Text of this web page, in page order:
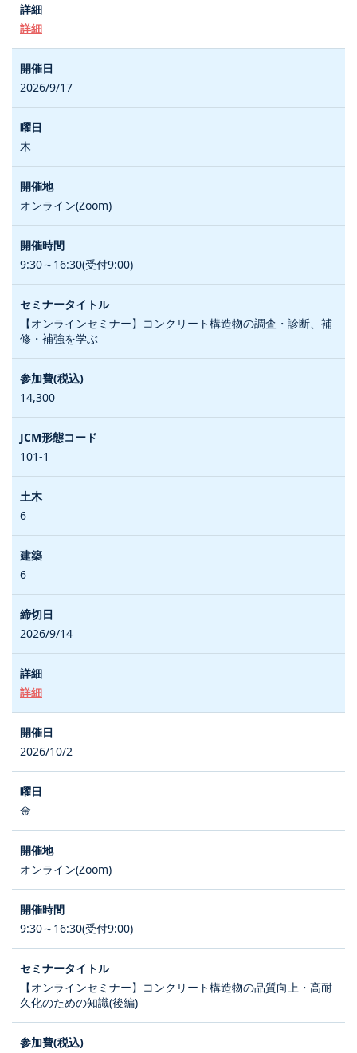
詳細
2026/9/17
木
オンライン(Zoom)
9:30～16:30(受付9:00)
【オンラインセミナー】コンクリート構造物の調査・診断、補
修・補強を学ぶ
14,300
101-1
6
6
2026/9/14
詳細
2026/10/2
金
オンライン(Zoom)
9:30～16:30(受付9:00)
【オンラインセミナー】コンクリート構造物の品質向上・高耐
久化のための知識(後編)